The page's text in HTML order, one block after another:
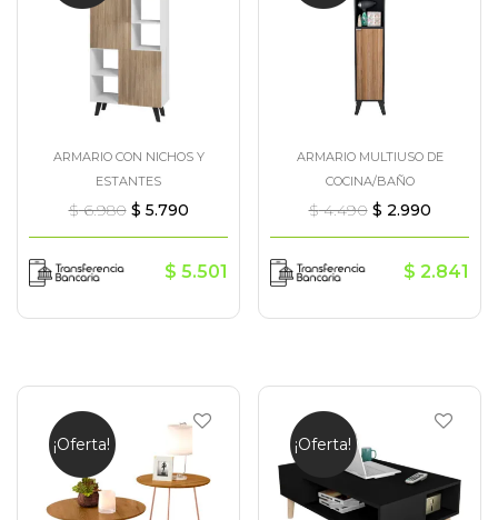
ARMARIO CON NICHOS Y
ESTANTES
$6.980 $ 5.790
$ 5.501
ARMARIO MULTIUSO DE
COCINA/BAÑO
$4.490 $ 2.990
$ 2.841
¡Oferta! ¡Oferta!